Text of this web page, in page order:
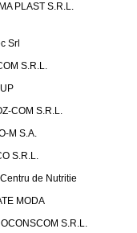
PLAST S.R.L.
Srl
S.R.L.
COM S.R.L.
M S.A.
S.R.L.
de Nutritie
MODA
S.R.L.